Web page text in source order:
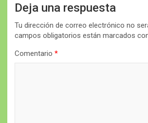
Deja una respuesta
Tu dirección de correo electrónico no
campos obligatorios están marcados
Comentario *